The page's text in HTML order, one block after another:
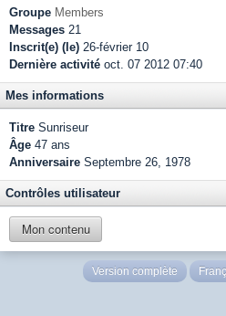
Groupe Members
Messages 21
Inscrit(e) (le) 26-février 10
Dernière activité oct. 07 2012 07:40
Mes informations
Titre Sunriseur
Âge 47 ans
Anniversaire Septembre 26, 1978
Contrôles utilisateur
Mon contenu
Version complète